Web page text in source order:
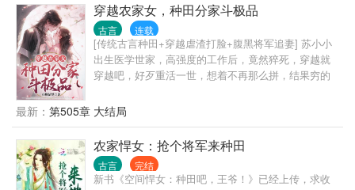
心，揽尽天下钱财。
穿越农家女，种田分家斗极品
古言 连载
[传统古言种田+穿越虐渣打脸+腹黑将军追妻] 苏小小
出生医学世家，高强度的工作后，竟然猝死，穿越就
穿越吧，好歹重活一世，想着不再那么拼，结果穷的
要面对一大家子极品亲戚，幸好附带空间一枚，好吧
既来之，则安之，看她如何一步一步往上爬，荒山野
岭的，这男人不会死翘翘了，看你长得帅，顺便救你
一命，本想着能知恩图报，没想到他居然要以身相
报……
最新： 第505章 大结局
农家悍女：抢个将军来种田
古言 完结
新书《空间悍女：种田吧，王爷！》已经上传，求收